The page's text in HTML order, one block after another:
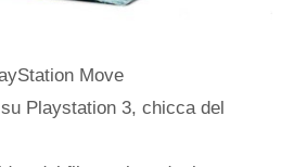
Move
Playstation 3, chicca del